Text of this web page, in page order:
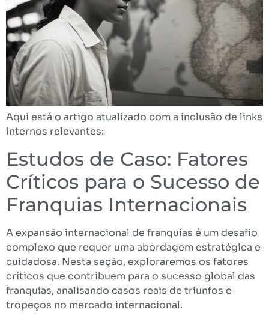
Aqui está o artigo atualizado com a inclusão de links
internos relevantes:
Estudos de Caso: Fatores
Críticos para o Sucesso de
Franquias Internacionais
A expansão internacional de franquias é um desafio
complexo que requer uma abordagem estratégica e
cuidadosa. Nesta seção, exploraremos os fatores
críticos que contribuem para o sucesso global das
franquias, analisando casos reais de triunfos e
tropeços no mercado internacional.